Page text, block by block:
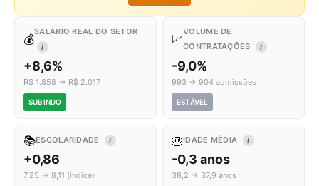
💰
SALÁRIO REAL DO SETOR
I
+8,6%
R$ 1.858 → R$ 2.017
SUBINDO
📈
VOLUME DE
CONTRATAÇÕES
I
-9,0%
993 → 904 admissões
ESTÁVEL
📚ESCOLARIDADE I
+0,86
7,25 → 8,11 (índice)
🎂IDADE MÉDIA I
-0,3 anos
38,2 → 37,9 anos